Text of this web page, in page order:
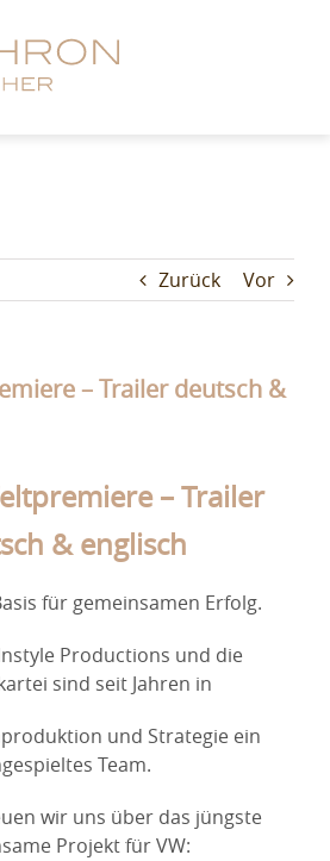
Zurück Vor
– Trailer deutsch &
– Trailer
& englisch
für gemeinsamen Erfolg.
Productions und die
sind seit Jahren in
und Strategie ein
Team.
wir uns über das jüngste
Projekt für VW: